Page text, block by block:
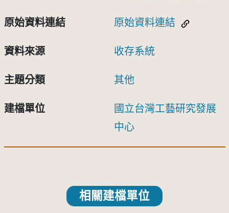
原始資料連結 原始資料連結
資料來源 收存系統
主題分類 其他
建檔單位
國立台灣工藝研究發展
中心
相關建檔單位